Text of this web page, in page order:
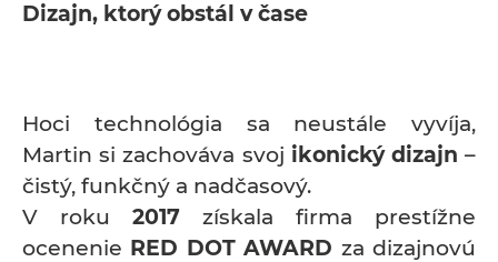
Dizajn, ktorý obstál v čase
Hoci technológia sa neustále vyvíja,
Martin si zachováva svoj ikonický dizajn –
čistý, funkčný a nadčasový.
V roku 2017 získala firma prestížne
ocenenie RED DOT AWARD za dizajnovú